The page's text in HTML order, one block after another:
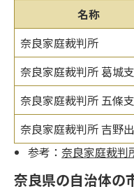
名称
奈良家庭裁判所
奈良家庭裁判所 葛城
奈良家庭裁判所 五條
奈良家庭裁判所 吉野
参考：奈良家庭裁判
奈良県の自治体の